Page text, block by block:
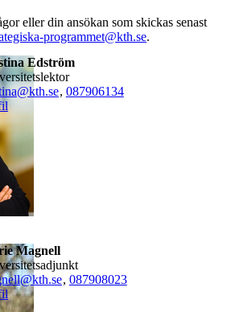
eller din ansökan som skickas senast
programmet@kth.se.
Edström
, 087906134
Magnell
, 087908023